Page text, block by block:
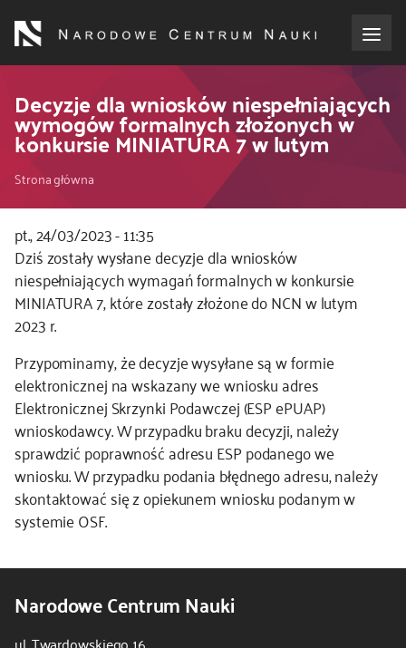
treści
dla wnioskodawców
dla realizujących projekty
dla ekspertów
efekty NCN
współpraca międzynarodowa
nagroda NCN
kontakt
Decyzje dla wniosków niespełniających
wymogów formalnych złożonych w
konkursie MINIATURA 7 w lutym
Ścieżka
nawigacyjna
Strona główna
pt., 24/03/2023 - 11:35
Kod
CSS
i
JS
Dziś zostały wysłane decyzje dla wniosków
niespełniających wymagań formalnych w konkursie
MINIATURA 7, które zostały złożone do NCN w lutym
2023 r.
Przypominamy, że decyzje wysyłane są w formie
elektronicznej na wskazany we wniosku adres
Elektronicznej Skrzynki Podawczej (ESP ePUAP)
wnioskodawcy. W przypadku braku decyzji, należy
sprawdzić poprawność adresu ESP podanego we
wniosku. W przypadku podania błędnego adresu, należy
skontaktować się z opiekunem wniosku podanym w
systemie OSF.
Narodowe Centrum Nauki